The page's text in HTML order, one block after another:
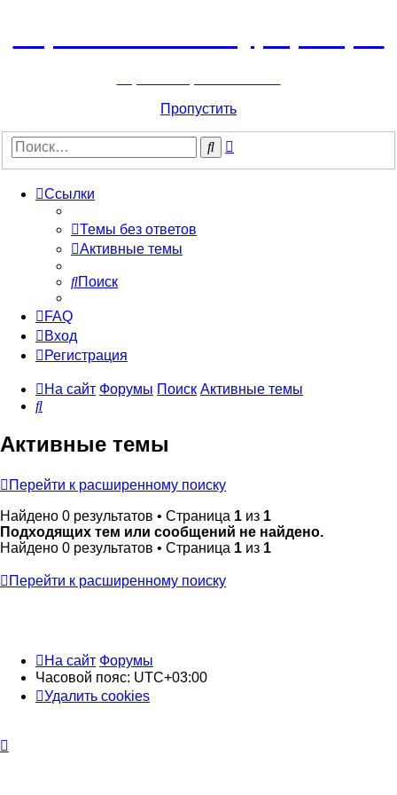
Пропустить
Поиск
Ссылки
Темы без ответов
Активные темы
Поиск
FAQ
Вход
Регистрация
На сайт Форумы Поиск Активные темы
Поиск
Активные темы
Перейти к расширенному поиску
Найдено 0 результатов • Страница 1 из 1
Подходящих тем или сообщений не найдено.
Найдено 0 результатов • Страница 1 из 1
Перейти к расширенному поиску
На сайт Форумы
Часовой пояс: UTC+03:00
Удалить cookies